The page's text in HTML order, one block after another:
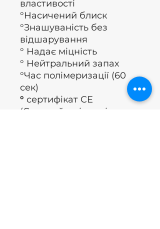
властивості
°Насичений блиск
°Знашуваність без
відшарування
° Надає міцність
° Нейтральний запах
°Час полімеризації (60
сек)
° сертифікат CE
(Європейські вказівки,